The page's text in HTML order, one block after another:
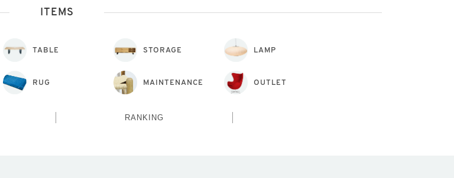
ITEMS
TABLE STORAGE LAMP
RUG MAINTENANCE OUTLET
RANKING